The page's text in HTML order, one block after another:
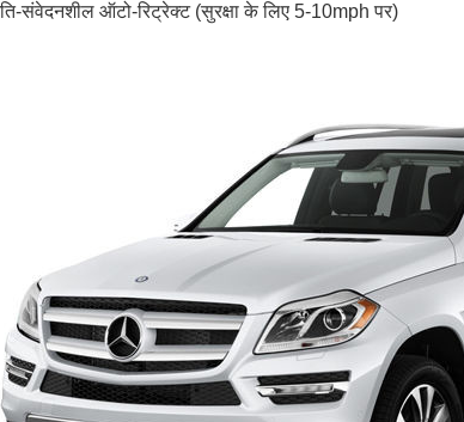
संवेदनशील ऑटो-रिट्रेक्ट (सुरक्षा के लिए 5-10mph पर)